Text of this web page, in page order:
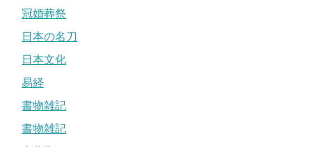
冠婚葬祭
日本の名刀
日本文化
易経
書物雑記
書物雑記